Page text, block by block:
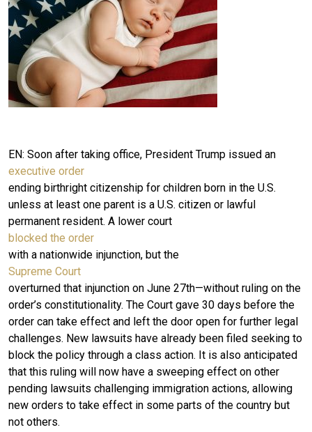
EN: Soon after taking office, President Trump issued an
executive order
ending birthright citizenship for children born in the U.S.
unless at least one parent is a U.S. citizen or lawful
permanent resident. A lower court
blocked the order
with a nationwide injunction, but the
Supreme Court
overturned that injunction on June 27th—without ruling on the
order’s constitutionality. The Court gave 30 days before the
order can take effect and left the door open for further legal
challenges. New lawsuits have already been filed seeking to
block the policy through a class action. It is also anticipated
that this ruling will now have a sweeping effect on other
pending lawsuits challenging immigration actions, allowing
new orders to take effect in some parts of the country but
not others.